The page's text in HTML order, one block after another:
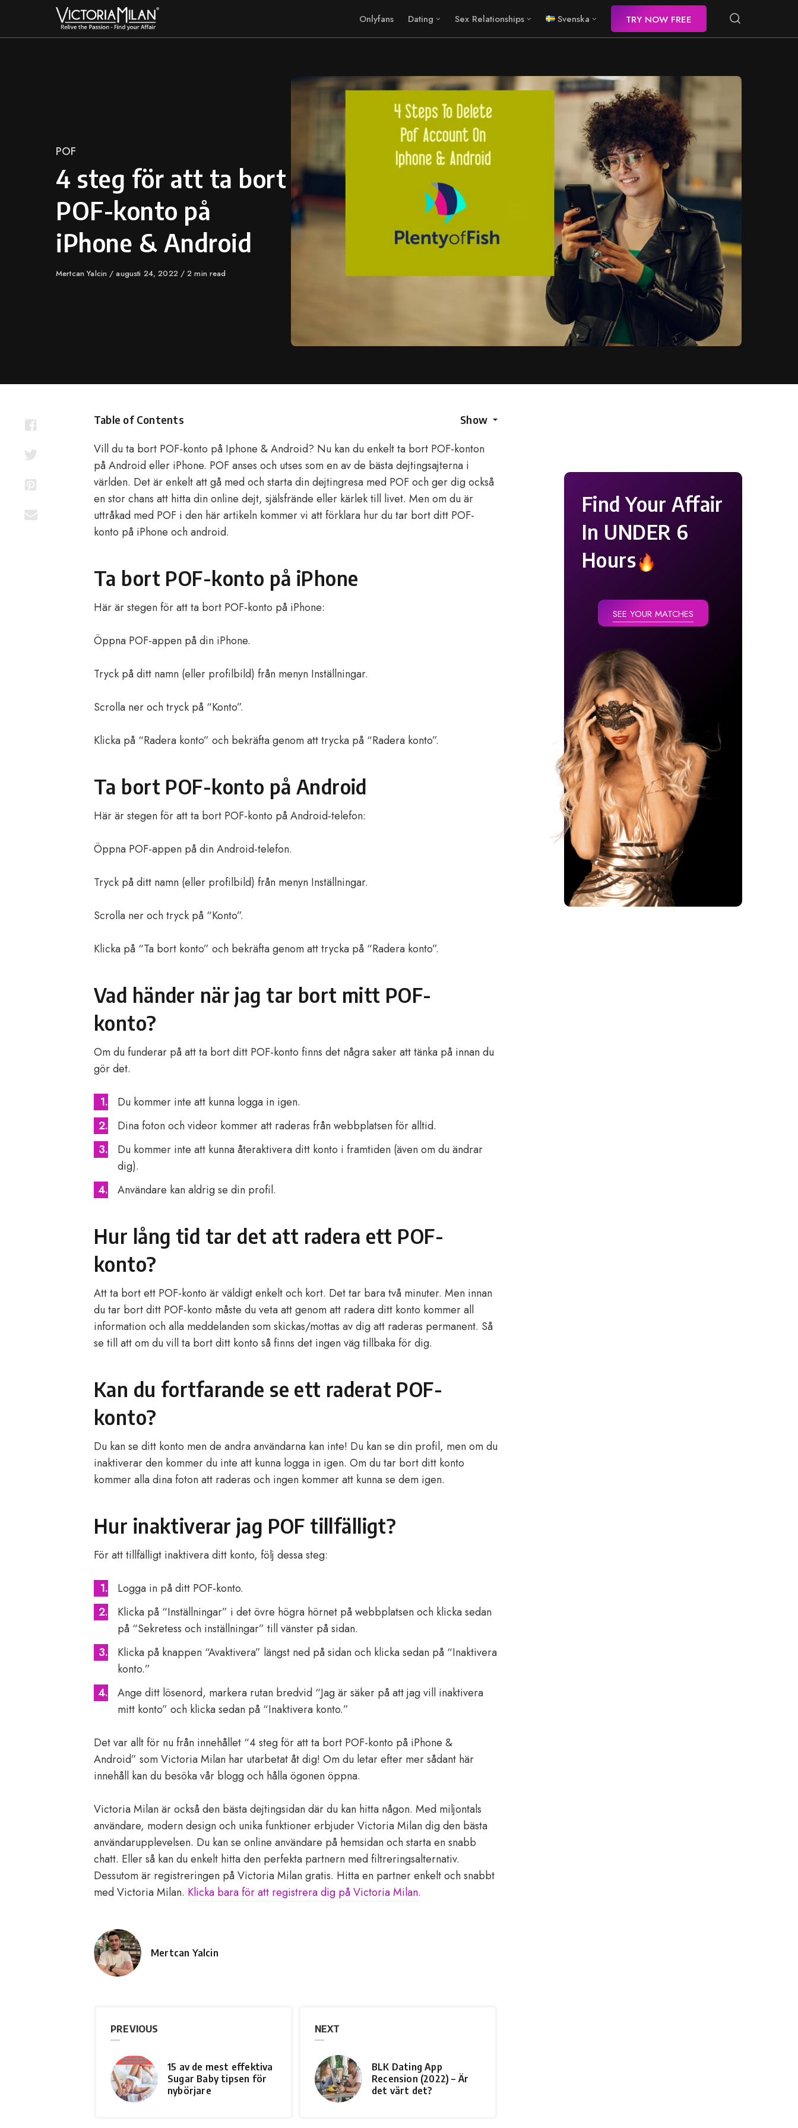
content
Onlyfans Dating Sex Relationships Svenska TRY NOW FREE
Category
POF
4 steg för att ta bort
POF-konto på
iPhone & Android
Author
Mertcan Yalcin
Published
augusti 24, 2022 2 min read
Table of Contents Show
Vill du ta bort POF-konto på Iphone & Android? Nu kan du enkelt ta bort POF-konton
på Android eller iPhone. POF anses och utses som en av de bästa dejtingsajterna i
världen. Det är enkelt att gå med och starta din dejtingresa med POF och ger dig också
en stor chans att hitta din online dejt, själsfrände eller kärlek till livet. Men om du är
uttråkad med POF i den här artikeln kommer vi att förklara hur du tar bort ditt POF-
konto på iPhone och android.
Ta bort POF-konto på iPhone
Här är stegen för att ta bort POF-konto på iPhone:
Öppna POF-appen på din iPhone.
Tryck på ditt namn (eller profilbild) från menyn Inställningar.
Scrolla ner och tryck på “Konto”.
Klicka på “Radera konto” och bekräfta genom att trycka på “Radera konto”.
Ta bort POF-konto på Android
Här är stegen för att ta bort POF-konto på Android-telefon:
Öppna POF-appen på din Android-telefon.
Tryck på ditt namn (eller profilbild) från menyn Inställningar.
Scrolla ner och tryck på “Konto”.
Klicka på “Ta bort konto” och bekräfta genom att trycka på “Radera konto”.
Vad händer när jag tar bort mitt POF-
konto?
Om du funderar på att ta bort ditt POF-konto finns det några saker att tänka på innan du
gör det.
Du kommer inte att kunna logga in igen.
Dina foton och videor kommer att raderas från webbplatsen för alltid.
Du kommer inte att kunna återaktivera ditt konto i framtiden (även om du ändrar
dig).
Användare kan aldrig se din profil.
Hur lång tid tar det att radera ett POF-
konto?
Att ta bort ett POF-konto är väldigt enkelt och kort. Det tar bara två minuter. Men innan
du tar bort ditt POF-konto måste du veta att genom att radera ditt konto kommer all
information och alla meddelanden som skickas/mottas av dig att raderas permanent. Så
se till att om du vill ta bort ditt konto så finns det ingen väg tillbaka för dig.
Kan du fortfarande se ett raderat POF-
konto?
Du kan se ditt konto men de andra användarna kan inte! Du kan se din profil, men om du
inaktiverar den kommer du inte att kunna logga in igen. Om du tar bort ditt konto
kommer alla dina foton att raderas och ingen kommer att kunna se dem igen.
Hur inaktiverar jag POF tillfälligt?
För att tillfälligt inaktivera ditt konto, följ dessa steg:
Logga in på ditt POF-konto.
Klicka på “Inställningar” i det övre högra hörnet på webbplatsen och klicka sedan
på “Sekretess och inställningar” till vänster på sidan.
Klicka på knappen “Avaktivera” längst ned på sidan och klicka sedan på “Inaktivera
konto.”
Ange ditt lösenord, markera rutan bredvid “Jag är säker på att jag vill inaktivera
mitt konto” och klicka sedan på “Inaktivera konto.”
Det var allt för nu från innehållet “4 steg för att ta bort POF-konto på iPhone &
Android” som Victoria Milan har utarbetat åt dig! Om du letar efter mer sådant här
innehåll kan du besöka vår blogg och hålla ögonen öppna.
Victoria Milan är också den bästa dejtingsidan där du kan hitta någon. Med miljontals
användare, modern design och unika funktioner erbjuder Victoria Milan dig den bästa
användarupplevelsen. Du kan se online användare på hemsidan och starta en snabb
chatt. Eller så kan du enkelt hitta den perfekta partnern med filtreringsalternativ.
Dessutom är registreringen på Victoria Milan gratis. Hitta en partner enkelt och snabbt
med Victoria Milan. Klicka bara för att registrera dig på Victoria Milan.
Posted
Mertcan Yalcin
PREVIOUS
15 av de mest effektiva
Sugar Baby tipsen för
nybörjare
NEXT
BLK Dating App
Recension (2022) – Är
det värt det?
Find Your Affair
In UNDER 6
Hours
SEE YOUR MATCHES